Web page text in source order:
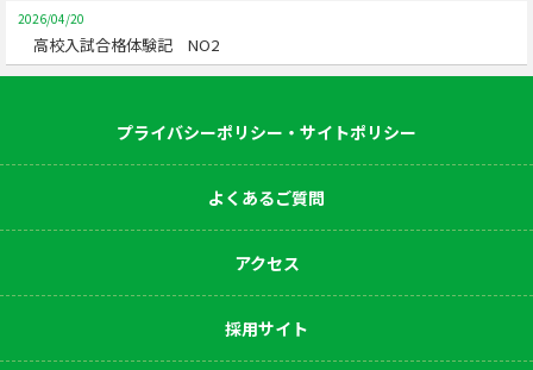
2026/04/20
高校入試合格体験記 NO2
プライバシーポリシー・サイトポリシー
よくあるご質問
アクセス
採用サイト